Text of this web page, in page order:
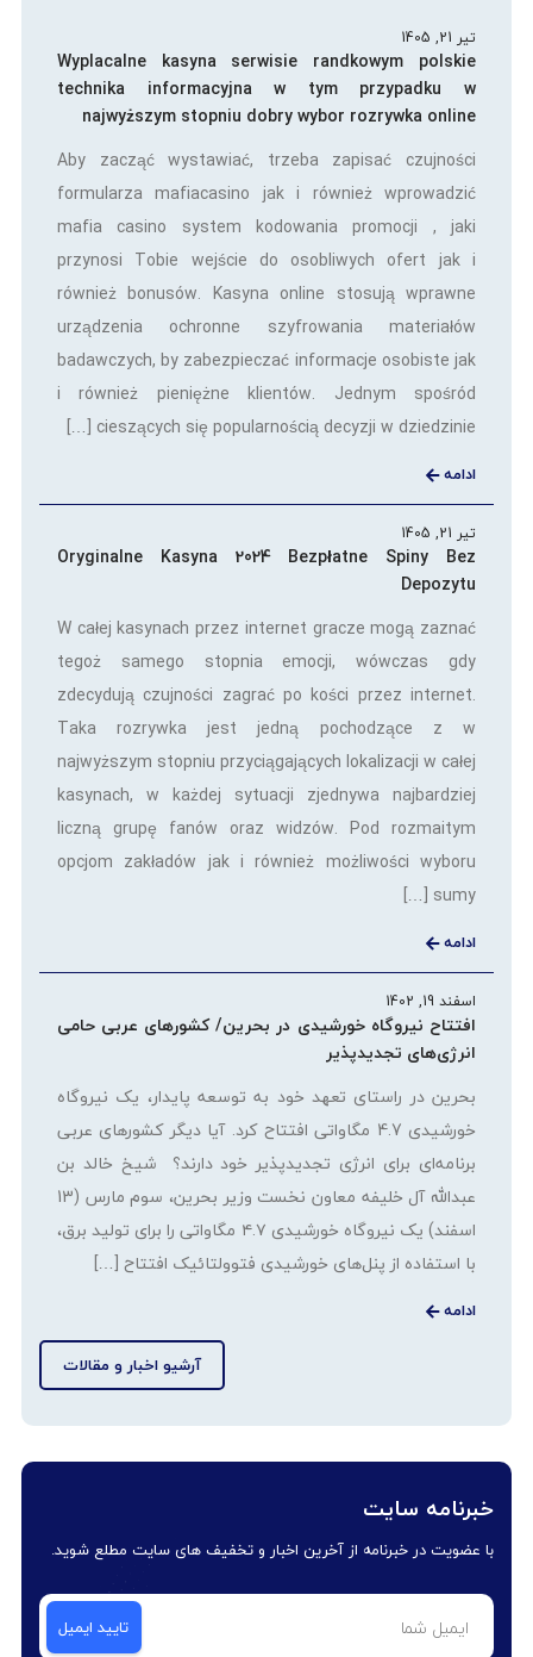
تیر 21, 1405
Wyplacalne kasyna serwisie randkowym polskie
technika informacyjna w tym przypadku w
najwyższym stopniu dobry wybor rozrywka online
Aby zacząć wystawiać, trzeba zapisać czujności
formularza mafiacasino jak i również wprowadzić
mafia casino system kodowania promocji , jaki
przynosi Tobie wejście do osobliwych ofert jak i
również bonusów. Kasyna online stosują wprawne
urządzenia ochronne szyfrowania materiałów
badawczych, by zabezpieczać informacje osobiste jak
i również pieniężne klientów. Jednym spośród
cieszących się popularnością decyzji w dziedzinie […]
ادامه
تیر 21, 1405
Oryginalne Kasyna 2024 Bezpłatne Spiny Bez
Depozytu
W całej kasynach przez internet gracze mogą zaznać
tegoż samego stopnia emocji, wówczas gdy
zdecydują czujności zagrać po kości przez internet.
Taka rozrywka jest jedną pochodzące z w
najwyższym stopniu przyciągających lokalizacji w całej
kasynach, w każdej sytuacji zjednywa najbardziej
liczną grupę fanów oraz widzów. Pod rozmaitym
opcjom zakładów jak i również możliwości wyboru
sumy […]
ادامه
اسفند 19, 1402
افتتاح نیروگاه خورشیدی در بحرین/ کشورهای عربی حامی
انرژی‌های تجدیدپذیر
بحرین در راستای تعهد خود به توسعه پایدار، یک نیروگاه
خورشیدی 4.7 مگاواتی افتتاح کرد. آیا دیگر کشورهای عربی
برنامه‌ای برای انرژی تجدیدپذیر خود دارند؟ شیخ خالد بن
عبدالله آل خلیفه معاون نخست وزیر بحرین، سوم مارس (13
اسفند) یک نیروگاه خورشیدی ۴.۷ مگاواتی را برای تولید برق،
با استفاده از پنل‌های خورشیدی فتوولتائیک افتتاح […]
ادامه
آرشیو اخبار و مقالات
خبرنامه سایت
با عضویت در خبرنامه از آخرین اخبار و تخفیف های سایت مطلع شوید.